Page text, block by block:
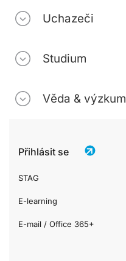
Uchazeči
Studium
Věda & výzkum
Přihlásit se
STAG
E-learning
E-mail / Office 365+